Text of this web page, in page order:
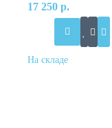
17 250 р.